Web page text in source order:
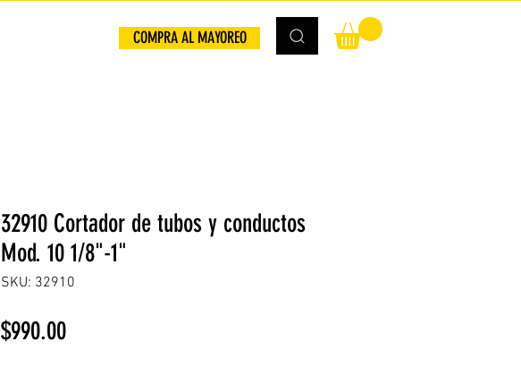
COMPRA AL MAYOREO
32910 Cortador de tubos y conductos
Mod. 10 1/8"-1"
SKU: 32910
$990.00Precio